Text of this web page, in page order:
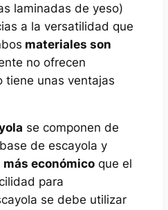
laminadas de yeso)
a la versatilidad que
materiales son
no ofrecen
tiene unas ventajas
se componen de
de escayola y
más económicoque el
para
se debe utilizar